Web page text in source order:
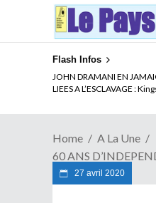
Flash Infos
JOHN DRAMANI EN
LIEES A L’ESCLAVAGE :
Home
A La Une
60 ANS
27 avril 2020